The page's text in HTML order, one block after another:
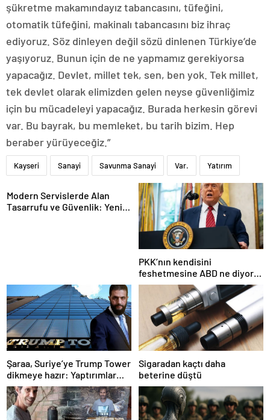
şükretme makamındayız tabancasını, tüfeğini,
otomatik tüfeğini, makinalı tabancasını biz ihraç
ediyoruz. Söz dinleyen değil sözü dinlenen Türkiye’de
yaşıyoruz. Bunun için de ne yapmamız gerekiyorsa
yapacağız. Devlet, millet tek, sen, ben yok. Tek millet,
tek devlet olarak elimizden gelen neyse güvenliğimiz
için bu mücadeleyi yapacağız. Burada herkesin görevi
var. Bu bayrak, bu memleket, bu tarih bizim. Hep
beraber yürüyeceğiz.”
Kayseri Sanayi Savunma Sanayi Var. Yatırım
Modern Servislerde Alan
Tasarrufu ve Güvenlik: Yeni
PKK’nın kendisini
feshetmesine ABD ne diyor?
İlk açıklama
Şaraa, Suriye’ye Trump Tower
dikmeye hazır: Yaptırımlar
bitsin yeter
Sigaradan kaçtı daha
beterine düştü